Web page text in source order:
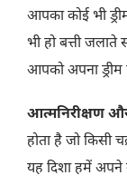
आपका कोई भी
भी हो बत्ती जलाते
आपको अपना ड्रीम
आत्मनिरीक्षण और
होता है जो किसी
यह दिशा हमें अपने